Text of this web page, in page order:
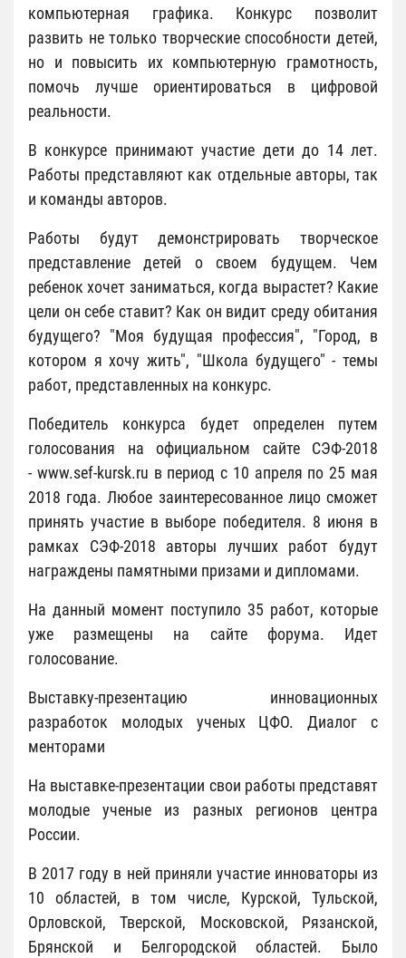
компьютерная графика. Конкурс позволит
развить не только творческие способности детей,
но и повысить их компьютерную грамотность,
помочь лучше ориентироваться в цифровой
реальности.
В конкурсе принимают участие дети до 14 лет.
Работы представляют как отдельные авторы, так
и команды авторов.
Работы будут демонстрировать творческое
представление детей о своем будущем. Чем
ребенок хочет заниматься, когда вырастет? Какие
цели он себе ставит? Как он видит среду обитания
будущего? "Моя будущая профессия", "Город, в
котором я хочу жить", "Школа будущего" - темы
работ, представленных на конкурс.
Победитель конкурса будет определен путем
голосования на официальном сайте СЭФ-2018
- www.sef-kursk.ru в период с 10 апреля по 25 мая
2018 года. Любое заинтересованное лицо сможет
принять участие в выборе победителя. 8 июня в
рамках СЭФ-2018 авторы лучших работ будут
награждены памятными призами и дипломами.
На данный момент поступило 35 работ, которые
уже размещены на сайте форума. Идет
голосование.
Выставку-презентацию инновационных
разработок молодых ученых ЦФО. Диалог с
менторами
На выставке-презентации свои работы представят
молодые ученые из разных регионов центра
России.
В 2017 году в ней приняли участие инноваторы из
10 областей, в том числе, Курской, Тульской,
Орловской, Тверской, Московской, Рязанской,
Брянской и Белгородской областей. Было